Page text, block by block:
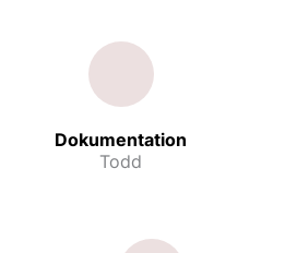
Dokumentation
Todd